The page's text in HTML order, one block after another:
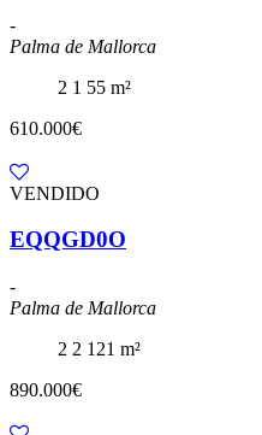
-
Palma de Mallorca
2 1 55 m²
610.000€
VENDIDO
EQQGD0O
-
Palma de Mallorca
2 2 121 m²
890.000€